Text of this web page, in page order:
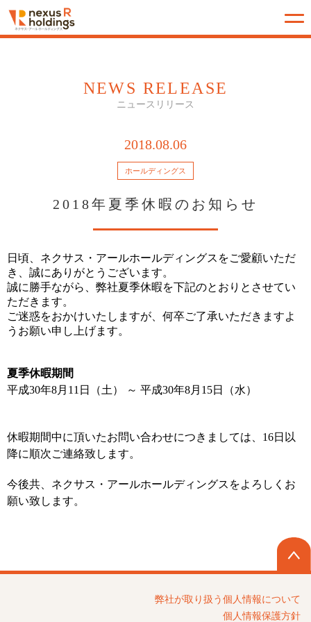
NEWS RELEASE
ニュースリリース
2018.08.06
ホールディングス
2018年夏季休暇のお知らせ
日頃、ネクサス・アールホールディングスをご愛顧いただ
き、誠にありがとうございます。
誠に勝手ながら、弊社夏季休暇を下記のとおりとさせてい
ただきます。
ご迷惑をおかけいたしますが、何卒ご了承いただきますよ
うお願い申し上げます。
夏季休暇期間
平成30年8月11日（土） ～ 平成30年8月15日（水）
休暇期間中に頂いたお問い合わせにつきましては、16日以
降に順次ご連絡致します。
今後共、ネクサス・アールホールディングスをよろしくお
願い致します。
弊社が取り扱う個⼈情報について
個人情報保護方針